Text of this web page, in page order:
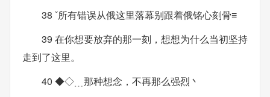
38 ˇ所有错误从俄这里落幕别跟着俄铭心刻骨≡
39 在你想要放弃的那一刻，想想为什么当初坚持
走到了这里。
40 ◆◇﹍那种想念，不再那么强烈丶